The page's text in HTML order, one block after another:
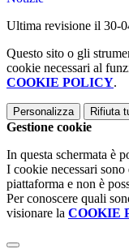
Ultima revisione il 30-
Questo sito o gli
cookie necessari al
COOKIE POLICY.
Personalizza Rifiuta
Gestione cookie
In questa schermata è
I cookie necessari
piattaforma e non è
Per conoscere quali
visionare la COOKIE